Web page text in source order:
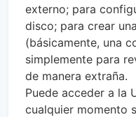
externo; para
disco; para crear
(básicamente, una
simplemente para
de manera extraña.
Puede acceder a la
cualquier momento